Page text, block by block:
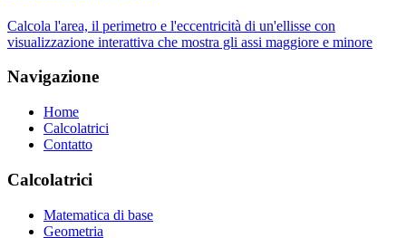
Calcola l'area, il perimetro e l'eccentricità di un'ellisse con
visualizzazione interattiva che mostra gli assi maggiore e minore
Navigazione
Home
Calcolatrici
Contatto
Calcolatrici
Matematica di base
Geometria